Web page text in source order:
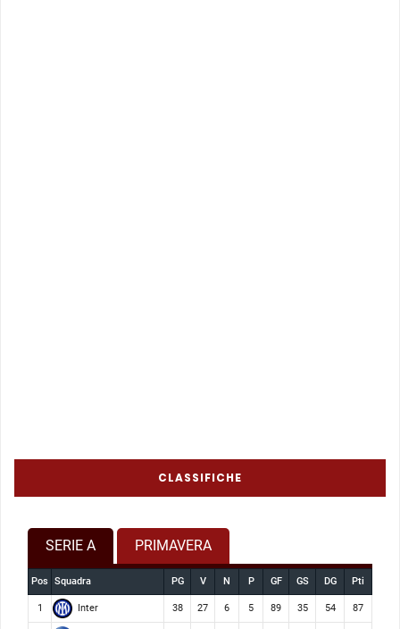
CLASSIFICHE
SERIE A PRIMAVERA
Pos Squadra PG V N P GF GS DG Pti
1 Inter 38 27 6 5 89 35 54 87